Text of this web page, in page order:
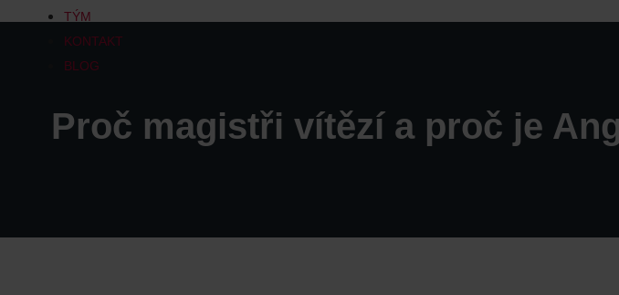
TÝM
KONTAKT
BLOG
Proč magistři vítězí a proč je